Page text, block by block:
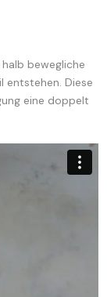
bewegliche
entstehen. Diese
eine doppelt